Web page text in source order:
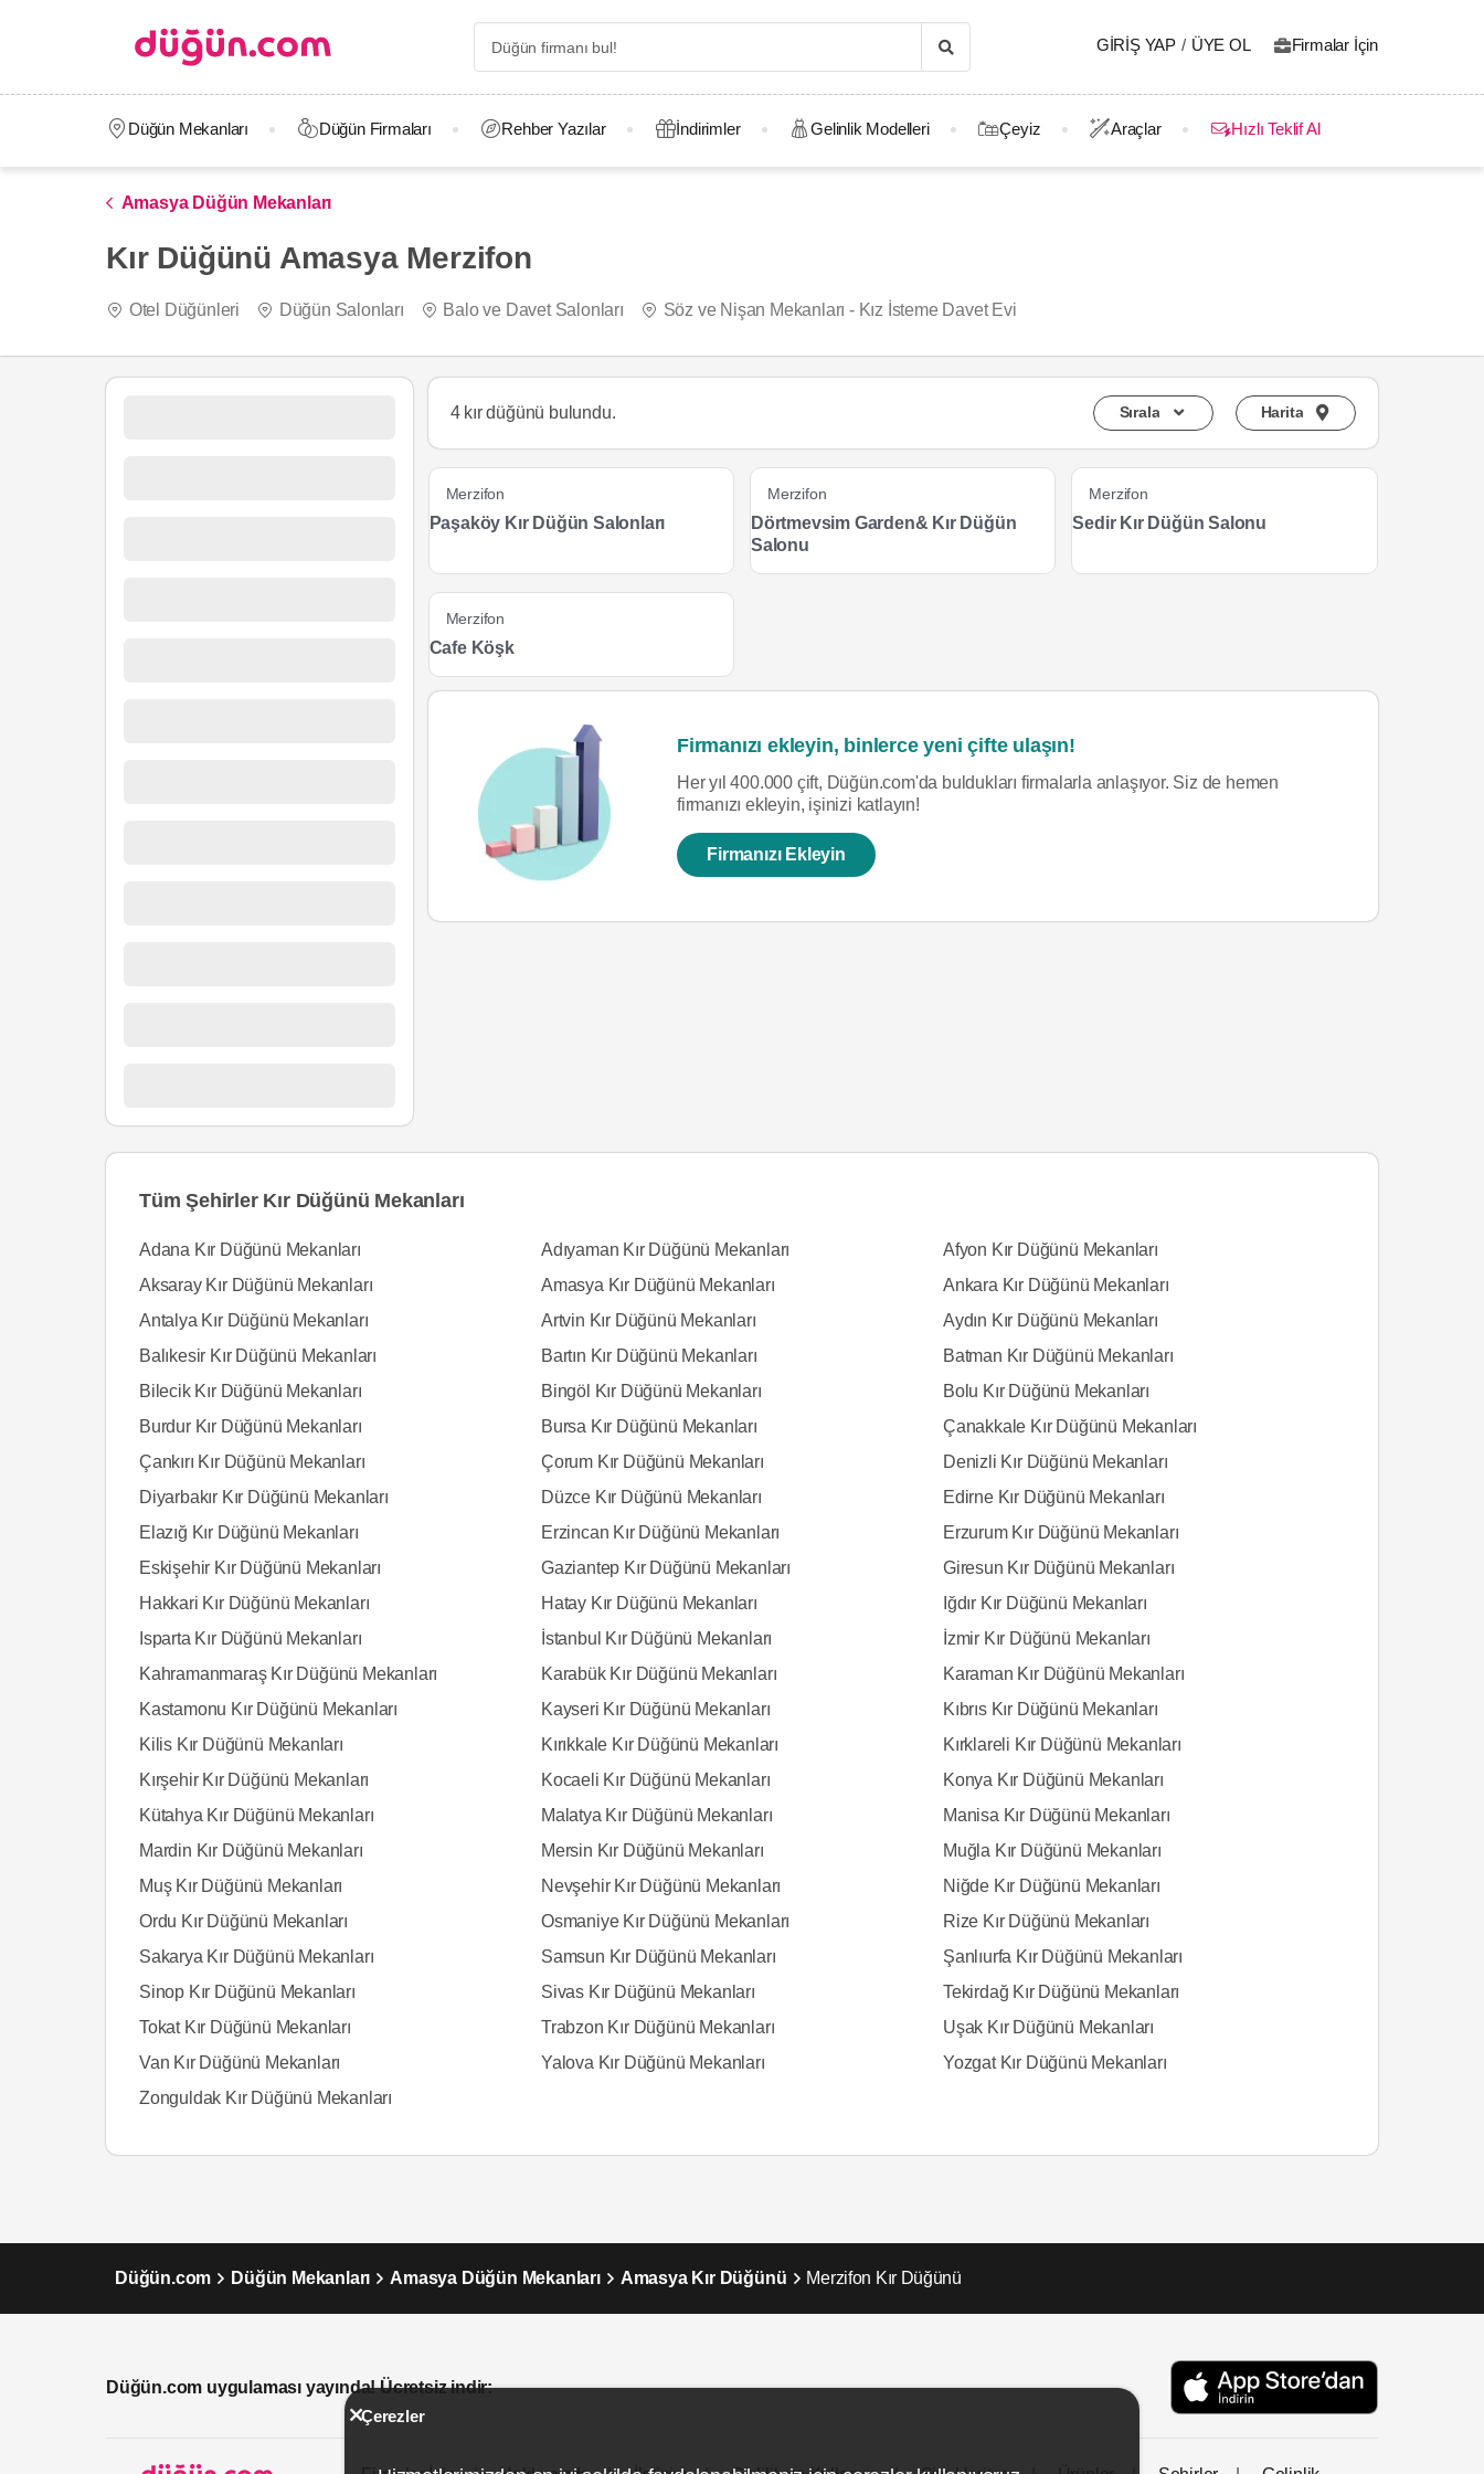
GIRIŞ YAP / ÜYE OL Firmalar İçin
Düğün Mekanları Düğün Firmaları Rehber Yazılar İndirimler Gelinlik Modelleri Çeyiz Araçlar Hızlı Teklif Al
Amasya Düğün Mekanları
Kır Düğünü Amasya Merzifon
Otel Düğünleri Düğün Salonları Balo ve Davet Salonları Söz ve Nişan Mekanları - Kız İsteme Davet Evi
4 kır düğünü bulundu. Sırala Harita
Merzifon
Paşaköy Kır Düğün Salonları
Merzifon
Dörtmevsim Garden& Kır Düğün
Salonu
Merzifon
Sedir Kır Düğün Salonu
Merzifon
Cafe Köşk
Firmanızı ekleyin, binlerce yeni çifte ulaşın!
Her yıl 400.000 çift, Düğün.com'da buldukları firmalarla anlaşıyor. Siz de hemen
firmanızı ekleyin, işinizi katlayın!
Firmanızı Ekleyin
Tüm Şehirler Kır Düğünü Mekanları
Adana Kır Düğünü Mekanları Adıyaman Kır Düğünü Mekanları
Afyon Kır Düğünü Mekanları
Aksaray Kır Düğünü Mekanları
Amasya Kır Düğünü Mekanları
Ankara Kır Düğünü Mekanları
Antalya Kır Düğünü Mekanları
Artvin Kır Düğünü Mekanları
Aydın Kır Düğünü Mekanları
Balıkesir Kır Düğünü Mekanları
Bartın Kır Düğünü Mekanları
Batman Kır Düğünü Mekanları
Bilecik Kır Düğünü Mekanları
Bingöl Kır Düğünü Mekanları
Bolu Kır Düğünü Mekanları
Burdur Kır Düğünü Mekanları
Bursa Kır Düğünü Mekanları
Çanakkale Kır Düğünü Mekanları
Çankırı Kır Düğünü Mekanları
Çorum Kır Düğünü Mekanları
Denizli Kır Düğünü Mekanları
Diyarbakır Kır Düğünü Mekanları
Düzce Kır Düğünü Mekanları
Edirne Kır Düğünü Mekanları
Elazığ Kır Düğünü Mekanları
Erzincan Kır Düğünü Mekanları
Erzurum Kır Düğünü Mekanları
Eskişehir Kır Düğünü Mekanları
Gaziantep Kır Düğünü Mekanları
Giresun Kır Düğünü Mekanları
Hakkari Kır Düğünü Mekanları
Hatay Kır Düğünü Mekanları
Iğdır Kır Düğünü Mekanları
Isparta Kır Düğünü Mekanları
İstanbul Kır Düğünü Mekanları
İzmir Kır Düğünü Mekanları
Kahramanmaraş Kır Düğünü Mekanları
Karabük Kır Düğünü Mekanları
Karaman Kır Düğünü Mekanları
Kastamonu Kır Düğünü Mekanları
Kayseri Kır Düğünü Mekanları
Kıbrıs Kır Düğünü Mekanları
Kilis Kır Düğünü Mekanları
Kırıkkale Kır Düğünü Mekanları
Kırklareli Kır Düğünü Mekanları
Kırşehir Kır Düğünü Mekanları
Kocaeli Kır Düğünü Mekanları
Konya Kır Düğünü Mekanları
Kütahya Kır Düğünü Mekanları
Malatya Kır Düğünü Mekanları
Manisa Kır Düğünü Mekanları
Mardin Kır Düğünü Mekanları
Mersin Kır Düğünü Mekanları
Muğla Kır Düğünü Mekanları
Muş Kır Düğünü Mekanları
Nevşehir Kır Düğünü Mekanları
Niğde Kır Düğünü Mekanları
Ordu Kır Düğünü Mekanları
Osmaniye Kır Düğünü Mekanları
Rize Kır Düğünü Mekanları
Sakarya Kır Düğünü Mekanları
Samsun Kır Düğünü Mekanları
Şanlıurfa Kır Düğünü Mekanları
Sinop Kır Düğünü Mekanları
Sivas Kır Düğünü Mekanları
Tekirdağ Kır Düğünü Mekanları
Tokat Kır Düğünü Mekanları
Trabzon Kır Düğünü Mekanları
Uşak Kır Düğünü Mekanları
Van Kır Düğünü Mekanları
Yalova Kır Düğünü Mekanları
Yozgat Kır Düğünü Mekanları
Zonguldak Kır Düğünü Mekanları
Düğün.com Düğün Mekanları Amasya Düğün Mekanları Amasya Kır Düğünü Merzifon Kır Düğünü
Düğün.com uygulaması yayında! Ücretsiz indir:
Çerezler